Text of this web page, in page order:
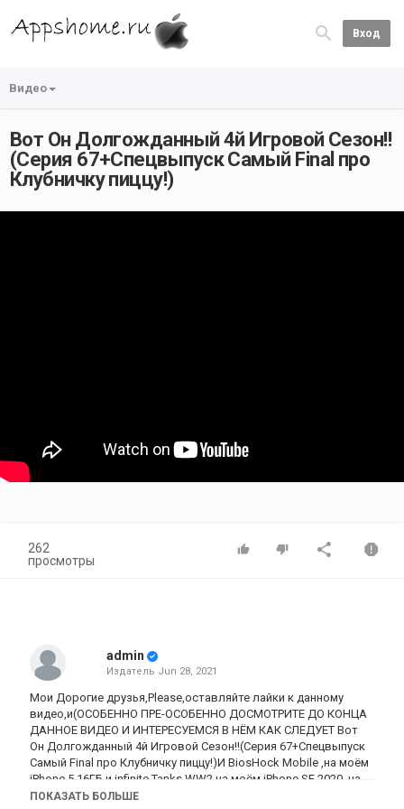
Вход
Видео
Вот Он Долгожданный 4й Игровой Сезон!!
(Серия 67+Спецвыпуск Самый Final про
Клубничку пиццу!)
262
просмотры
admin
Издатель Jun 28, 2021
Мои Дорогие друзья,Please,оставляйте лайки к данному
видео,и(ОСОБЕННО ПРЕ-ОСОБЕННО ДОСМОТРИТЕ ДО КОНЦА
ДАННОЕ ВИДЕО И ИНТЕРЕСУЕМСЯ В НЁМ КАК СЛЕДУЕТ Вот
Он Долгожданный 4й Игровой Сезон!!(Серия 67+Спецвыпуск
Самый Final про Клубничку пиццу!)И BiosHock Mobile ,на моём
iPhone 5 16ГБ и infinite Tanks WW2,на моём iPhone SE 2020 ,на
данном видео!
ПОКАЗАТЬ БОЛЬШЕ